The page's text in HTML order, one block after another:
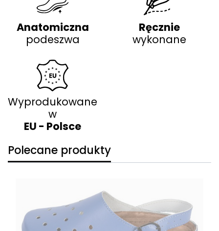
Anatomiczna
podeszwa
Ręcznie
wykonane
Wyprodukowane
w
EU - Polsce
Polecane produkty